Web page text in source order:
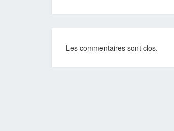
Les commentaires sont clos.